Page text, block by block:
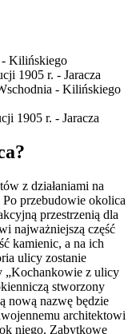
- Kilińskiego
1905 r. - Jaracza
- Kilińskiego
1905 r. - Jaracza
z działaniami na
przebudowie okolica
przestrzenią dla
najważniejszą część
kamienic, a na ich
ulicy zostanie
„Kochankowie z ulicy
stworzony
nową nazwę będzie
architektowi
niego. Zabytkowe